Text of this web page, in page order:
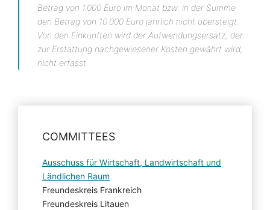
Betrag von 1.000 Euro im Monat bzw. in der Summe
den Betrag von 10.000 Euro jährlich nicht übersteigt.
Von den Einkünften wird der Aufwendungsersatz, der
zur Erstattung nachgewiesener Kosten gewährt wird,
nicht erfasst.
COMMITTEES
Ausschuss für Wirtschaft, Landwirtschaft und
Ländlichen Raum
Freundeskreis Frankreich
Freundeskreis Litauen